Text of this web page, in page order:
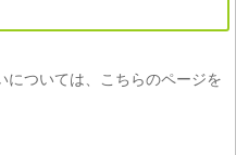
ついては、こちらのページを